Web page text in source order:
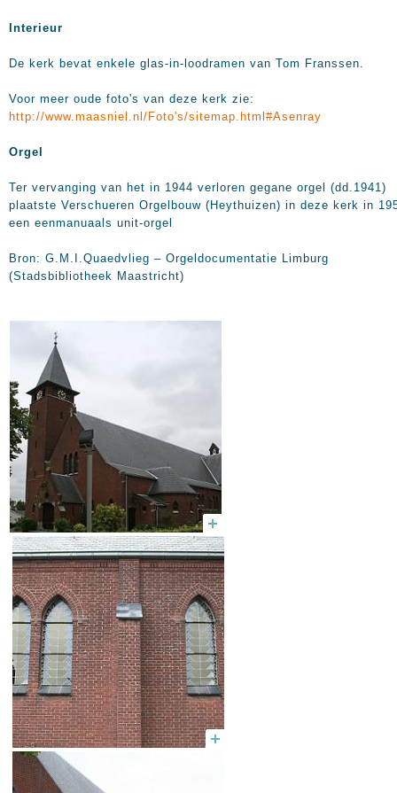
Interieur
De kerk bevat enkele glas-in-loodramen van Tom Franssen.
Voor meer oude foto's van deze kerk zie:
http://www.maasniel.nl/Foto's/sitemap.html#Asenray
Orgel
Ter vervanging van het in 1944 verloren gegane orgel (dd.1941)
plaatste Verschueren Orgelbouw (Heythuizen) in deze kerk in
een eenmanuaals unit-orgel
Bron: G.M.I.Quaedvlieg – Orgeldocumentatie Limburg
(Stadsbibliotheek Maastricht)